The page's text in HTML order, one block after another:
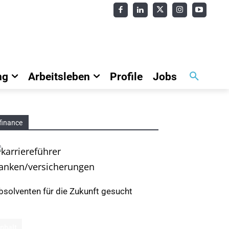
Arbeitsleben Profile Jobs
für die Zukunft gesucht